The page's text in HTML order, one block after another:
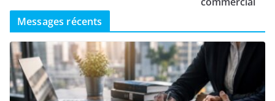
Messages récents